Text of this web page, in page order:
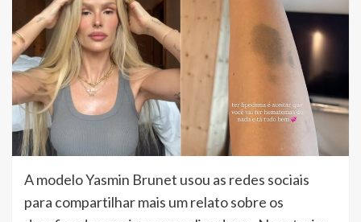
A modelo Yasmin Brunet usou as redes sociais
para compartilhar mais um relato sobre os